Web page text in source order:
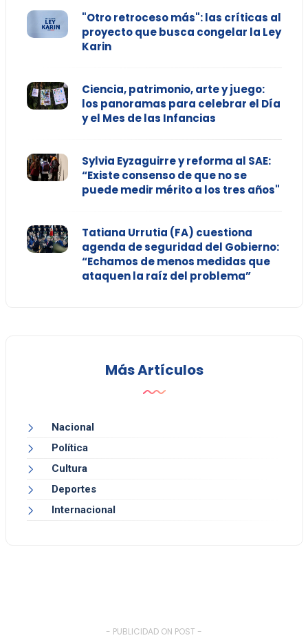
"Otro retroceso más": las críticas al
proyecto que busca congelar la Ley
Karin
Ciencia, patrimonio, arte y juego:
los panoramas para celebrar el Día
y el Mes de las Infancias
Sylvia Eyzaguirre y reforma al SAE:
“Existe consenso de que no se
puede medir mérito a los tres años"
Tatiana Urrutia (FA) cuestiona
agenda de seguridad del Gobierno:
“Echamos de menos medidas que
ataquen la raíz del problema”
Más Artículos
Nacional
Política
Cultura
Deportes
Internacional
- PUBLICIDAD ON POST -